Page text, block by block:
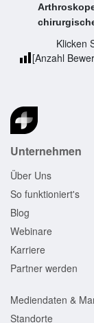
Klicken
[Anzahl
Unternehmen
Über Uns
So funktioniert's
Blog
Webinare
Karriere
Partner werden
Mediendaten &
Standorte